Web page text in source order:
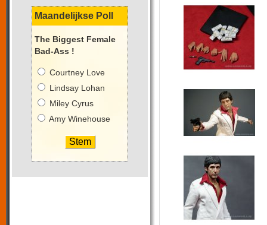
Maandelijkse Poll
The Biggest Female
Bad-Ass !
Courtney Love
Lindsay Lohan
Miley Cyrus
Amy Winehouse